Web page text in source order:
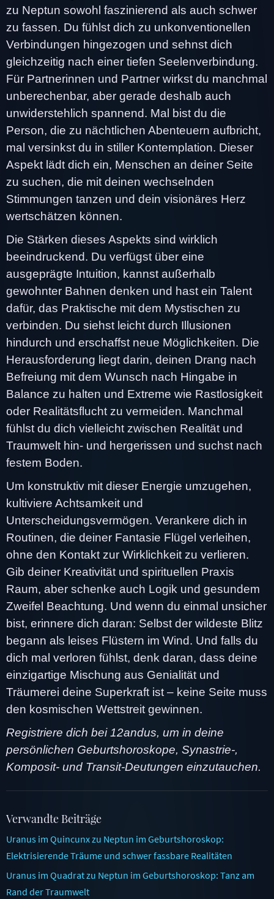
zu Neptun sowohl faszinierend als auch schwer
zu fassen. Du fühlst dich zu unkonventionellen
Verbindungen hingezogen und sehnst dich
gleichzeitig nach einer tiefen Seelenverbindung.
Für Partnerinnen und Partner wirkst du manchmal
unberechenbar, aber gerade deshalb auch
unwiderstehlich spannend. Mal bist du die
Person, die zu nächtlichen Abenteuern aufbricht,
mal versinkst du in stiller Kontemplation. Dieser
Aspekt lädt dich ein, Menschen an deiner Seite
zu suchen, die mit deinen wechselnden
Stimmungen tanzen und dein visionäres Herz
wertschätzen können.
Die Stärken dieses Aspekts sind wirklich
beeindruckend. Du verfügst über eine
ausgeprägte Intuition, kannst außerhalb
gewohnter Bahnen denken und hast ein Talent
dafür, das Praktische mit dem Mystischen zu
verbinden. Du siehst leicht durch Illusionen
hindurch und erschaffst neue Möglichkeiten. Die
Herausforderung liegt darin, deinen Drang nach
Befreiung mit dem Wunsch nach Hingabe in
Balance zu halten und Extreme wie Rastlosigkeit
oder Realitätsflucht zu vermeiden. Manchmal
fühlst du dich vielleicht zwischen Realität und
Traumwelt hin- und hergerissen und suchst nach
festem Boden.
Um konstruktiv mit dieser Energie umzugehen,
kultiviere Achtsamkeit und
Unterscheidungsvermögen. Verankere dich in
Routinen, die deiner Fantasie Flügel verleihen,
ohne den Kontakt zur Wirklichkeit zu verlieren.
Gib deiner Kreativität und spirituellen Praxis
Raum, aber schenke auch Logik und gesundem
Zweifel Beachtung. Und wenn du einmal unsicher
bist, erinnere dich daran: Selbst der wildeste Blitz
begann als leises Flüstern im Wind. Und falls du
dich mal verloren fühlst, denk daran, dass deine
einzigartige Mischung aus Genialität und
Träumerei deine Superkraft ist – keine Seite muss
den kosmischen Wettstreit gewinnen.
Registriere dich bei 12andus, um in deine
persönlichen Geburtshoroskope, Synastrie-,
Komposit- und Transit-Deutungen einzutauchen.
Verwandte Beiträge
Uranus im Quincunx zu Neptun im Geburtshoroskop:
Elektrisierende Träume und schwer fassbare Realitäten
Uranus im Quadrat zu Neptun im Geburtshoroskop: Tanz am
Rand der Traumwelt